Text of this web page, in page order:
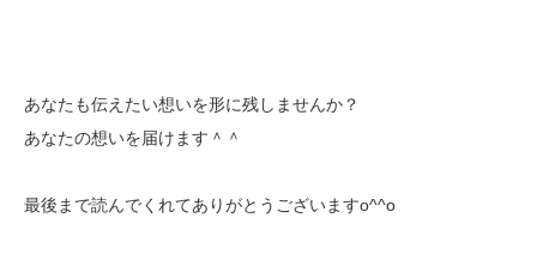
あなたも伝えたい想いを形に残しませんか？
あなたの想いを届けます＾＾
最後まで読んでくれてありがとうございますo^^o